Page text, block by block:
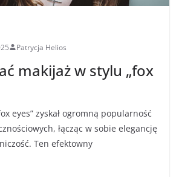
Patrycja Helios
makijaż w stylu „fox
eyes” zyskał ogromną popularność
łącząc w sobie elegancję
Ten efektowny